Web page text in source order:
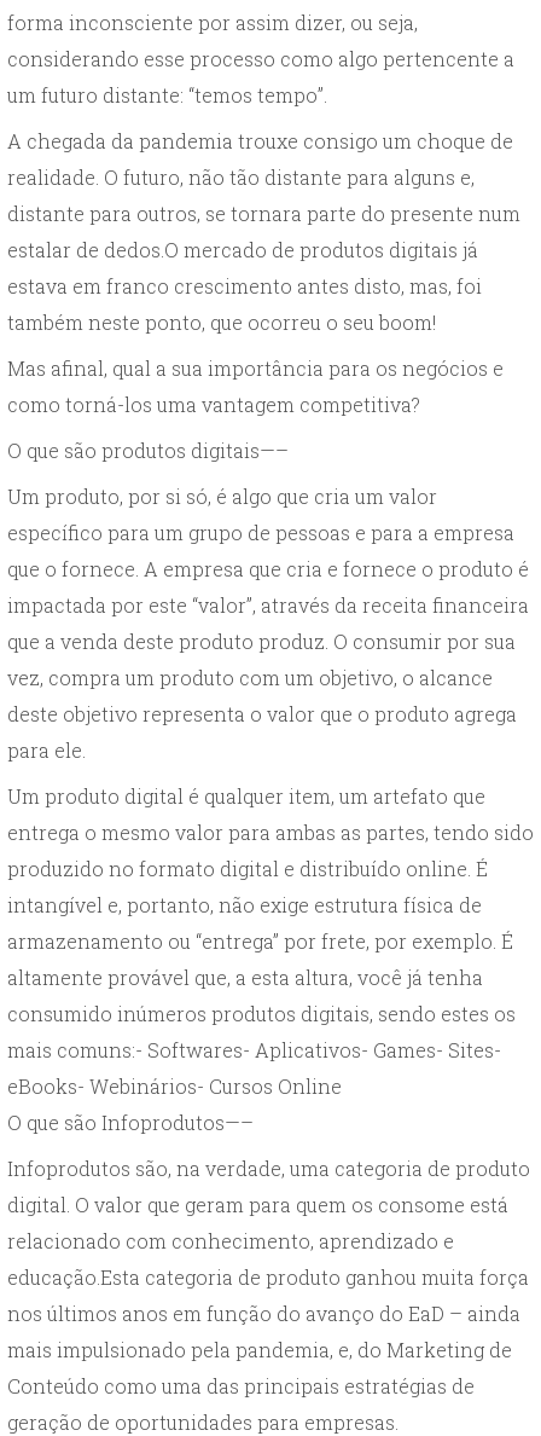
forma inconsciente por assim dizer, ou seja,
considerando esse processo como algo pertencente a
um futuro distante: “temos tempo”.
A chegada da pandemia trouxe consigo um choque de
realidade. O futuro, não tão distante para alguns e,
distante para outros, se tornara parte do presente num
estalar de dedos.O mercado de produtos digitais já
estava em franco crescimento antes disto, mas, foi
também neste ponto, que ocorreu o seu boom!
Mas afinal, qual a sua importância para os negócios e
como torná-los uma vantagem competitiva?
O que são produtos digitais—–
Um produto, por si só, é algo que cria um valor
específico para um grupo de pessoas e para a empresa
que o fornece. A empresa que cria e fornece o produto é
impactada por este “valor”, através da receita financeira
que a venda deste produto produz. O consumir por sua
vez, compra um produto com um objetivo, o alcance
deste objetivo representa o valor que o produto agrega
para ele.
Um produto digital é qualquer item, um artefato que
entrega o mesmo valor para ambas as partes, tendo sido
produzido no formato digital e distribuído online. É
intangível e, portanto, não exige estrutura física de
armazenamento ou “entrega” por frete, por exemplo. É
altamente provável que, a esta altura, você já tenha
consumido inúmeros produtos digitais, sendo estes os
mais comuns:- Softwares- Aplicativos- Games- Sites-
eBooks- Webinários- Cursos Online
O que são Infoprodutos—–
Infoprodutos são, na verdade, uma categoria de produto
digital. O valor que geram para quem os consome está
relacionado com conhecimento, aprendizado e
educação.Esta categoria de produto ganhou muita força
nos últimos anos em função do avanço do EaD – ainda
mais impulsionado pela pandemia, e, do Marketing de
Conteúdo como uma das principais estratégias de
geração de oportunidades para empresas.